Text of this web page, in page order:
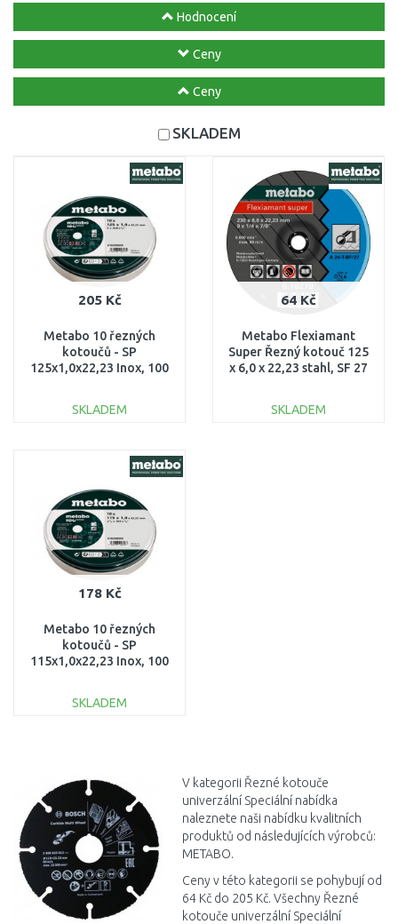
Hodnocení
Ceny
Ceny
SKLADEM
205 Kč
Metabo 10 řezných
kotoučů - SP
125x1,0x22,23 Inox, 100
SKLADEM
64 Kč
Metabo Flexiamant
Super Řezný kotouč 125
x 6,0 x 22,23 stahl, SF 27
SKLADEM
178 Kč
Metabo 10 řezných
kotoučů - SP
115x1,0x22,23 Inox, 100
SKLADEM
V kategorii Řezné kotouče
univerzální Speciální nabídka
naleznete naši nabídku kvalitních
produktů od následujících výrobců:
METABO.
Ceny v této kategorii se pohybují od
64 Kč do 205 Kč. Všechny Řezné
kotouče univerzální Speciální